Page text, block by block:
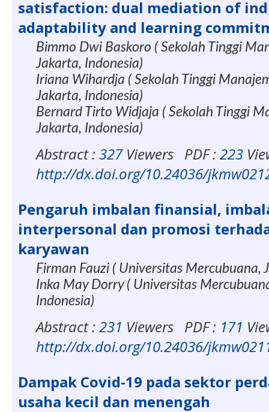
satisfaction: dual mediation of
adaptability and learning
Bimmo Dwi Baskoro ( Sekolah Tinggi
Jakarta, Indonesia)
Iriana Wihardja ( Sekolah Tinggi
Jakarta, Indonesia)
Bernard Tirto Widjaja ( Sekolah Tinggi
Jakarta, Indonesia)
Abstract :327Viewers PDF :223
http://dx.doi.org/10.24036/
Pengaruh imbalan finansial,
interpersonal dan promosi
karyawan
Firman Fauzi ( Universitas Mercubuana,
Inka May Dorry ( Universitas
Indonesia)
Abstract :231 Viewers PDF : 171
http://dx.doi.org/10.24036/
Dampak Covid-19 pada sektor
usaha kecil dan menengah